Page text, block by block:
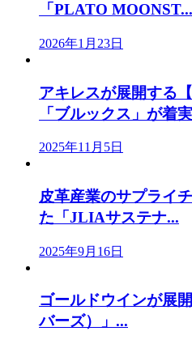
「PLATO MOONST...
2026年1月23日
アキレスが展開する
「ブルックス」が着
2025年11月5日
皮革産業のサプライ
た「JLIAサステナ...
2025年9月16日
ゴールドウインが展
バーズ）」...